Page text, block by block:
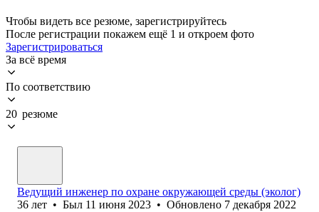
Чтобы видеть все резюме, зарегистрируйтесь
После регистрации покажем ещё 1 и откроем фото
Зарегистрироваться
За всё время
По соответствию
20 резюме
Ведущий инженер по охране окружающей среды (эколог)
36 лет • Был 11 июня 2023 • Обновлено 7 декабря 2022